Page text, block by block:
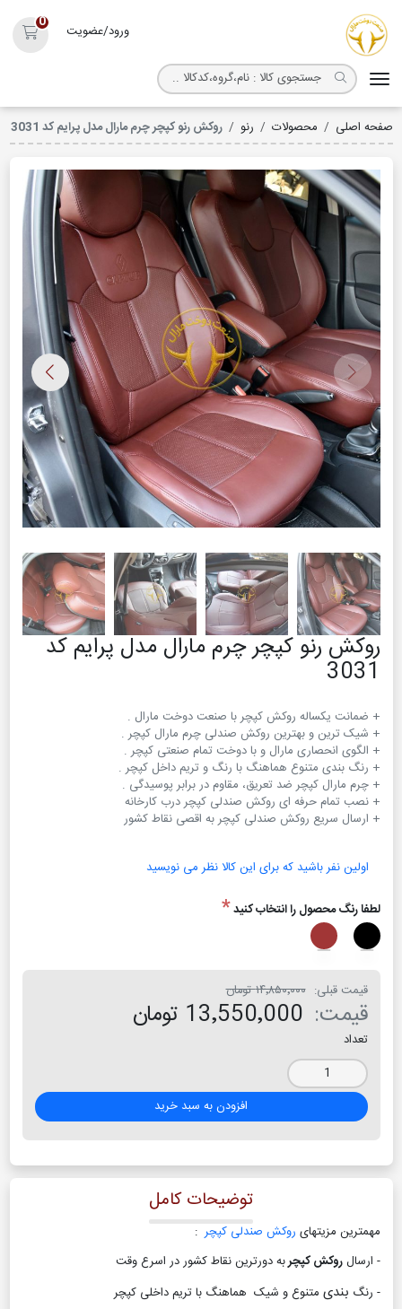
ورود/عضویت
0
صفحه اصلی محصولات رنو روکش رنو کپچر چرم مارال مدل پرایم کد 3031
روکش رنو کپچر چرم مارال مدل پرایم کد
3031
+ ارسال سریع روکش صندلی کپچر به اقصی نقاط کشور
اولین نفر باشید که برای این کالا نظر می نویسید
لطفا رنگ محصول را انتخاب کنید*
قیمت قبلی: ۱۴٬۸۵۰٬۰۰۰ تومان
قیمت: 13٬550٬000 تومان
تعداد
افزودن به سبد خرید
توضیحات کامل
مهمترین مزیتهای روکش صندلی کپچر :
- ارسالروکش کپچربه دورترین نقاط کشور در اسرع وقت
- رنگ بندی متنوع و شیک هماهنگ با تریم داخلی کپچر